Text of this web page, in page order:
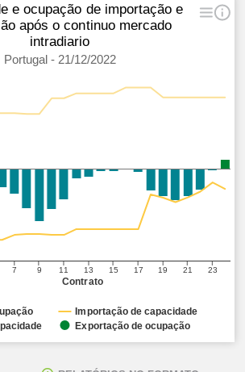
Contrato
e ocupação de importação e
após o continuo mercado
intradiario
Portugal - 21/12/2022
7 9 11 13 15 17 19 21 23
Importação de capacidade
Exportação de ocupação